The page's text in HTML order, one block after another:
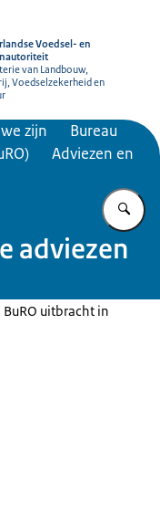
Voedsel- en
van Landbouw,
Voedselzekerheid en
zijn
Bureau
Adviezen en
adviezen
uitbracht in